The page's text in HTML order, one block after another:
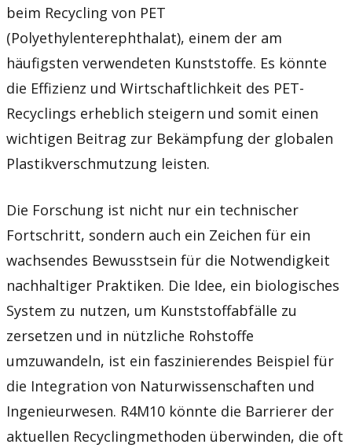
beim Recycling von PET
(Polyethylenterephthalat), einem der am
häufigsten verwendeten Kunststoffe. Es könnte
die Effizienz und Wirtschaftlichkeit des PET-
Recyclings erheblich steigern und somit einen
wichtigen Beitrag zur Bekämpfung der globalen
Plastikverschmutzung leisten.
Die Forschung ist nicht nur ein technischer
Fortschritt, sondern auch ein Zeichen für ein
wachsendes Bewusstsein für die Notwendigkeit
nachhaltiger Praktiken. Die Idee, ein biologisches
System zu nutzen, um Kunststoffabfälle zu
zersetzen und in nützliche Rohstoffe
umzuwandeln, ist ein faszinierendes Beispiel für
die Integration von Naturwissenschaften und
Ingenieurwesen. R4M10 könnte die Barrierer der
aktuellen Recyclingmethoden überwinden, die oft